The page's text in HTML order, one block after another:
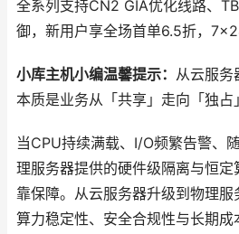
全系列支持CN2 GIA优化线路、
御，新用户享全场首单6.5折，
小库主机小编温馨提示： 从云服务
本质是业务从「共享」走向「独占
当CPU持续满载、I/O频繁告警、
理服务器提供的硬件级隔离与恒
靠保障。从云服务器升级到物理服
算力稳定性、安全合规性与长期